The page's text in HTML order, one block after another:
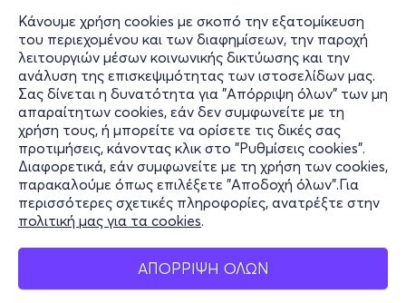
Κάνουμε χρήση cookies με σκοπό την εξατομίκευση
του περιεχομένου και των διαφημίσεων, την παροχή
λειτουργιών μέσων κοινωνικής δικτύωσης και την
ανάλυση της επισκεψιμότητας των ιστοσελίδων μας.
Σας δίνεται η δυνατότητα για "Απόρριψη όλων" των μη
απαραίτητων cookies, εάν δεν συμφωνείτε με τη
χρήση τους, ή μπορείτε να ορίσετε τις δικές σας
προτιμήσεις, κάνοντας κλικ στο "Ρυθμίσεις cookies".
Διαφορετικά, εάν συμφωνείτε με τη χρήση των cookies,
παρακαλούμε όπως επιλέξετε "Αποδοχή όλων".Για
περισσότερες σχετικές πληροφορίες, ανατρέξτε στην
πολιτική μας για τα cookies.
ΑΠΟΡΡΙΨΗ ΟΛΩΝ
Πληροφορίες
Υποστήριξη
Stay Connected
Mobile app